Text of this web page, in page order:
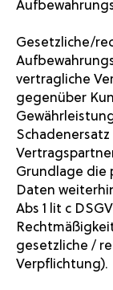
Gesetzliche/
vertragliche
gegenüber
Grundlage die
Daten
Abs 1 lit c
gesetzliche /
Verpflichtung).